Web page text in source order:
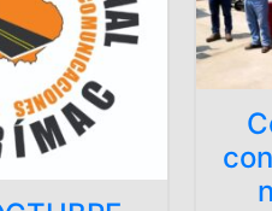
Comprometidos
con el desarrollo de
nuestra región